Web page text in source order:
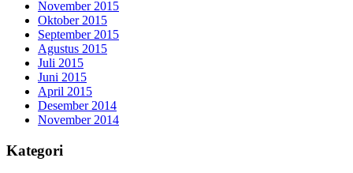
November 2015
Oktober 2015
September 2015
Agustus 2015
Juli 2015
Juni 2015
April 2015
Desember 2014
November 2014
Kategori